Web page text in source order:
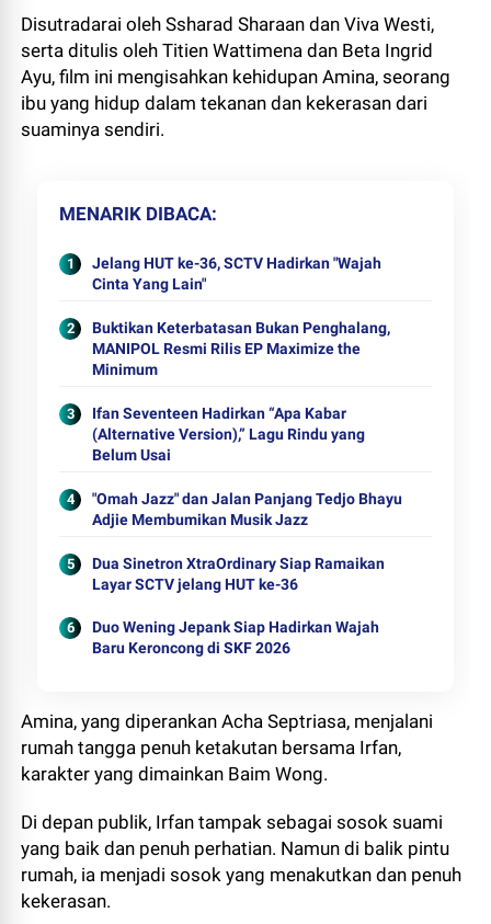
Disutradarai oleh Ssharad Sharaan dan Viva Westi,
serta ditulis oleh Titien Wattimena dan Beta Ingrid
Ayu, film ini mengisahkan kehidupan Amina, seorang
ibu yang hidup dalam tekanan dan kekerasan dari
suaminya sendiri.
MENARIK DIBACA
Jelang HUT ke-36, SCTV Hadirkan "Wajah
Cinta Yang Lain"
Buktikan Keterbatasan Bukan Penghalang,
MANIPOL Resmi Rilis EP Maximize the
Minimum
Ifan Seventeen Hadirkan “Apa Kabar
(Alternative Version),” Lagu Rindu yang
Belum Usai
"Omah Jazz" dan Jalan Panjang Tedjo Bhayu
Adjie Membumikan Musik Jazz
Dua Sinetron XtraOrdinary Siap Ramaikan
Layar SCTV jelang HUT ke-36
Duo Wening Jepank Siap Hadirkan Wajah
Baru Keroncong di SKF 2026
Amina, yang diperankan Acha Septriasa, menjalani
rumah tangga penuh ketakutan bersama Irfan,
karakter yang dimainkan Baim Wong.
Di depan publik, Irfan tampak sebagai sosok suami
yang baik dan penuh perhatian. Namun di balik pintu
rumah, ia menjadi sosok yang menakutkan dan penuh
kekerasan.